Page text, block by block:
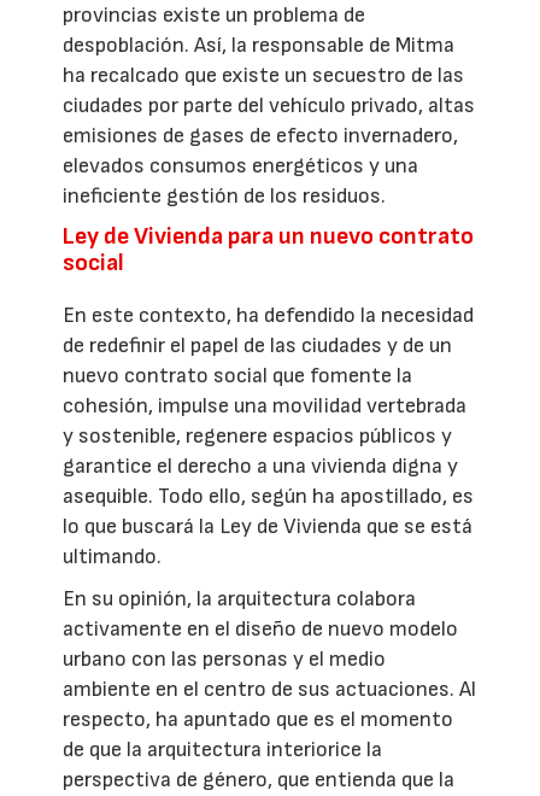
provincias existe un problema de
despoblación. Así, la responsable de Mitma
ha recalcado que existe un secuestro de las
ciudades por parte del vehículo privado, altas
emisiones de gases de efecto invernadero,
elevados consumos energéticos y una
ineficiente gestión de los residuos.
Ley de Vivienda para un nuevo contrato
social
En este contexto, ha defendido la necesidad
de redefinir el papel de las ciudades y de un
nuevo contrato social que fomente la
cohesión, impulse una movilidad vertebrada
y sostenible, regenere espacios públicos y
garantice el derecho a una vivienda digna y
asequible. Todo ello, según ha apostillado, es
lo que buscará la Ley de Vivienda que se está
ultimando.
En su opinión, la arquitectura colabora
activamente en el diseño de nuevo modelo
urbano con las personas y el medio
ambiente en el centro de sus actuaciones. Al
respecto, ha apuntado que es el momento
de que la arquitectura interiorice la
perspectiva de género, que entienda que la